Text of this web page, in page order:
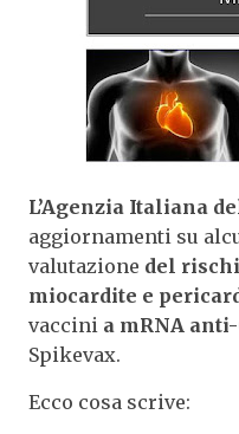
L’Agenzia Italiana
aggiornamenti su
valutazione del
miocardite e
vaccini a mRNA anti-
Spikevax.
Ecco cosa scrive: